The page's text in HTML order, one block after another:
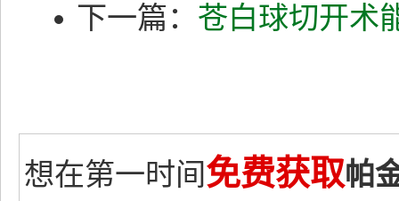
下一篇： 苍白球切开术
想在第一时间免费获取帕